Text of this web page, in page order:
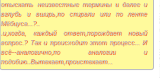
отыскать неизвестные термины и далее и
вглубь и вширь,по спирали или по ленте
Мёбиуса...?..
.и,когда, каждый ответ,порождает новый
вопрос.? Так и происходит этот процесс... И
всё--аналогично,по аналогии и
подобию..Вытекает,проистекает...